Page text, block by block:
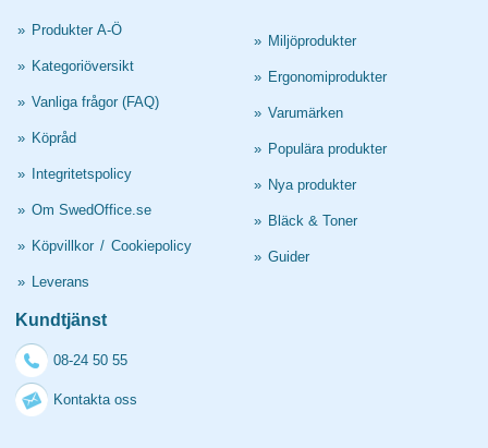
» Produkter A-Ö
» Kategoriöversikt
» Vanliga frågor (FAQ)
» Köpråd
» Integritetspolicy
» Om SwedOffice.se
» Köpvillkor / Cookiepolicy
» Leverans
» Miljöprodukter
» Ergonomiprodukter
» Varumärken
» Populära produkter
» Nya produkter
» Bläck & Toner
» Guider
Kundtjänst
08-24 50 55
Kontakta oss